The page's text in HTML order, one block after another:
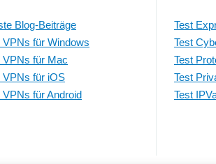
Blog-Beiträge
VPNs für Windows
VPNs für Mac
VPNs für iOS
VPNs für Android
Test
Test
Test
Test
Test